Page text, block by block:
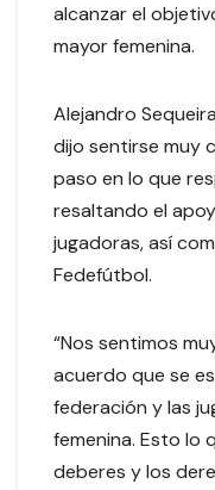
alcanzar el
mayor femenina.
Alejandro
dijo sentirse muy
paso en lo que
resaltando el
jugadoras, así
Fedefútbol.
“Nos sentimos
acuerdo que se
federación y las
femenina. Esto lo
deberes y los